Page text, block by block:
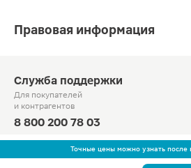
Точные цены можно узнать после
Правовая информация
Служба поддержки
Для покупателей
и контрагентов
8 800 200 78 03
Круглосуточно, звонок по России